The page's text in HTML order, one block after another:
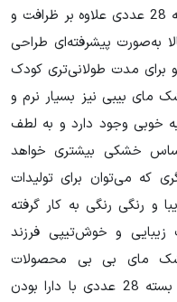
تولیدات پوشک مای بیبی سایز 5- بسته 28 عددی علاوه بر ظرافت و
به‌صورت پیشرفته‌ای طراحی
مدت طولانی‌تری کودک
بیبی نیز بسیار نرم و
خوبی وجود دارد و به لطف
خشکی بیشتری خواهد
که می‌توان برای تولیدات
رنگی رنگی به کار گرفته
و خوش‌تیپی فرزند
مای بی بی محصولات
نوآوری‌شده پوشک مای بیبی سایز 5- بسته 28 عددی با دارا بودن